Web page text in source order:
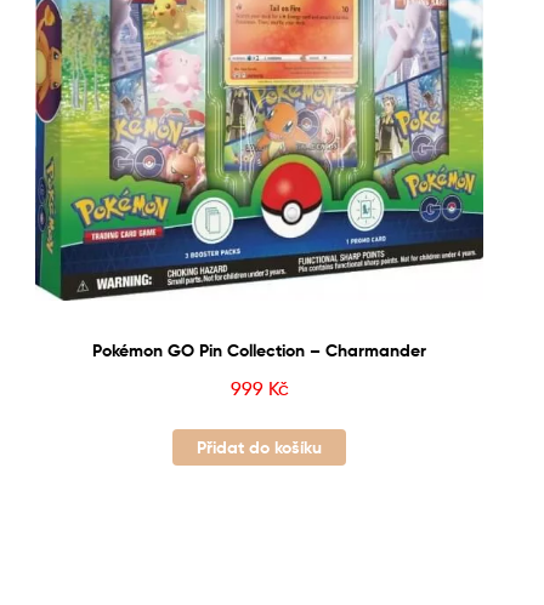
Pokémon GO Pin Collection – Charmander
999 Kč
Přidat do košíku